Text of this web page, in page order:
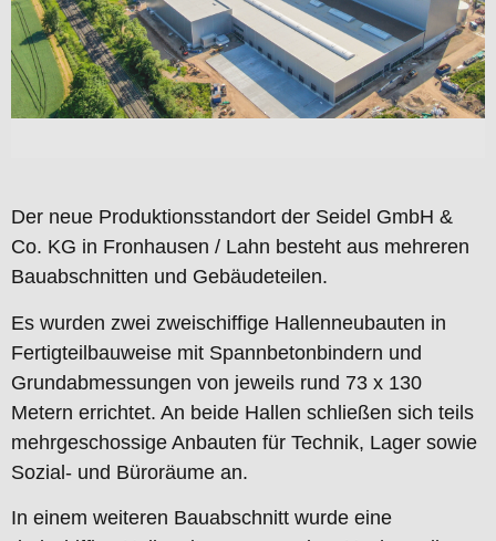
Der neue Produktionsstandort der Seidel GmbH &
Co. KG in Fronhausen / Lahn besteht aus mehreren
Bauabschnitten und Gebäudeteilen.
Es wurden zwei zweischiffige Hallenneubauten in
Fertigteilbauweise mit Spannbetonbindern und
Grundabmessungen von jeweils rund 73 x 130
Metern errichtet. An beide Hallen schließen sich teils
mehrgeschossige Anbauten für Technik, Lager sowie
Sozial- und Büroräume an.
In einem weiteren Bauabschnitt wurde eine